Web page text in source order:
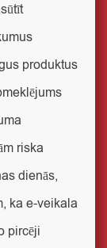
produktus
riska
dienās,
ka e-veikala
pircēji